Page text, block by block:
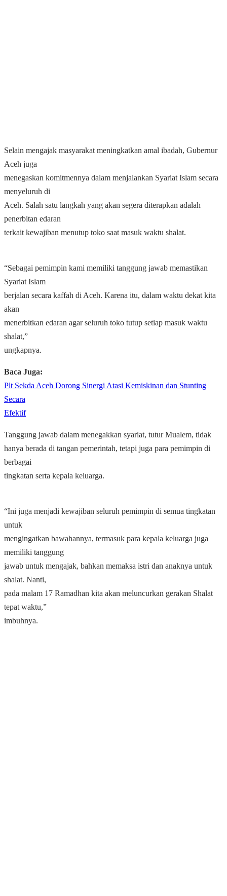
Selain mengajak masyarakat meningkatkan amal ibadah, Gubernur
Aceh juga
menegaskan komitmennya dalam menjalankan Syariat Islam secara
menyeluruh di
Aceh. Salah satu langkah yang akan segera diterapkan adalah
penerbitan edaran
terkait kewajiban menutup toko saat masuk waktu shalat.
“Sebagai pemimpin kami memiliki tanggung jawab memastikan
Syariat Islam
berjalan secara kaffah di Aceh. Karena itu, dalam waktu dekat kita
akan
menerbitkan edaran agar seluruh toko tutup setiap masuk waktu
shalat,”
ungkapnya.
Baca Juga:
Plt Sekda Aceh Dorong Sinergi Atasi Kemiskinan dan Stunting
Secara
Efektif
Tanggung jawab dalam menegakkan syariat, tutur Mualem, tidak
hanya berada di tangan pemerintah, tetapi juga para pemimpin di
berbagai
tingkatan serta kepala keluarga.
“Ini juga menjadi kewajiban seluruh pemimpin di semua tingkatan
untuk
mengingatkan bawahannya, termasuk para kepala keluarga juga
memiliki tanggung
jawab untuk mengajak, bahkan memaksa istri dan anaknya untuk
shalat. Nanti,
pada malam 17 Ramadhan kita akan meluncurkan gerakan Shalat
tepat waktu,”
imbuhnya.